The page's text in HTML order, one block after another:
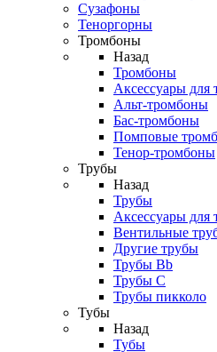
Сузафоны
Теноргорны
Тромбоны
Назад
Тромбоны
Аксессуары для
Альт-тромбоны
Бас-тромбоны
Помповые
Тенор-тромбоны
Трубы
Назад
Трубы
Аксессуары для
Вентильные
Другие трубы
Трубы Bb
Трубы C
Трубы пикколо
Тубы
Назад
Тубы